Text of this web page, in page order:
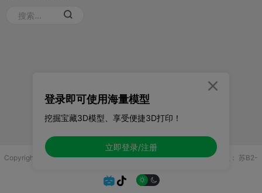
Copyright © 2025 无锡控博科技有限公司 版权所有增值电信业务许可证： 苏B2-
 
登录即可使用海量模型
挖掘宝藏3D模型、享受便捷3D打印！
立即登录/注册
